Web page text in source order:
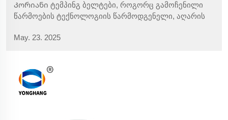
Კორიანი ტემპინგ ბელტები, როგორც გამოჩენილი
წარმოების ტექნოლოგიის წარმოდგენელი, აღარის
სისტემების გადამრავლების სფეროში. მათი
არამიდის თოკები...
May. 23. 2025